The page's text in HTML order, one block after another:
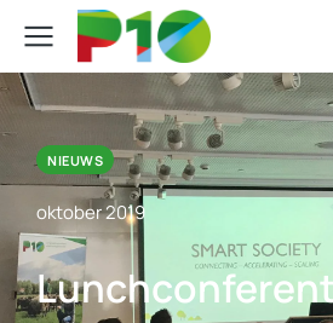
NIEUWS
oktober 2019